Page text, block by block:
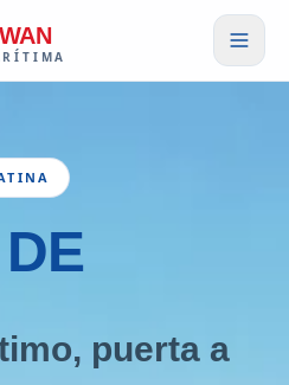
DE
puerta a